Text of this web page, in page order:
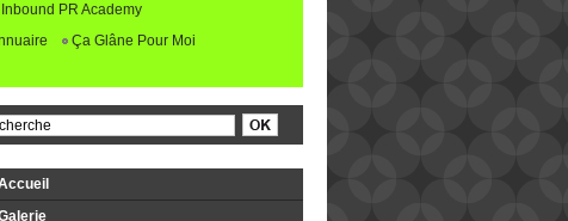
Inbound PR Academy
Ça Glâne Pour Moi